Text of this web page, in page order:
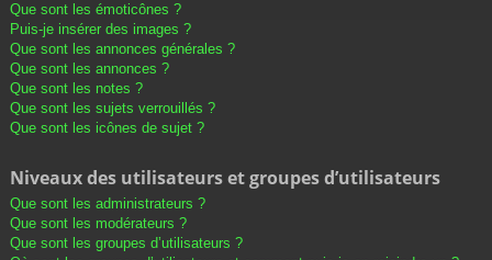
Que sont les émoticônes ?
Puis-je insérer des images ?
Que sont les annonces générales ?
Que sont les annonces ?
Que sont les notes ?
Que sont les sujets verrouillés ?
Que sont les icônes de sujet ?
Niveaux des utilisateurs et groupes d’utilisateurs
Que sont les administrateurs ?
Que sont les modérateurs ?
Que sont les groupes d’utilisateurs ?